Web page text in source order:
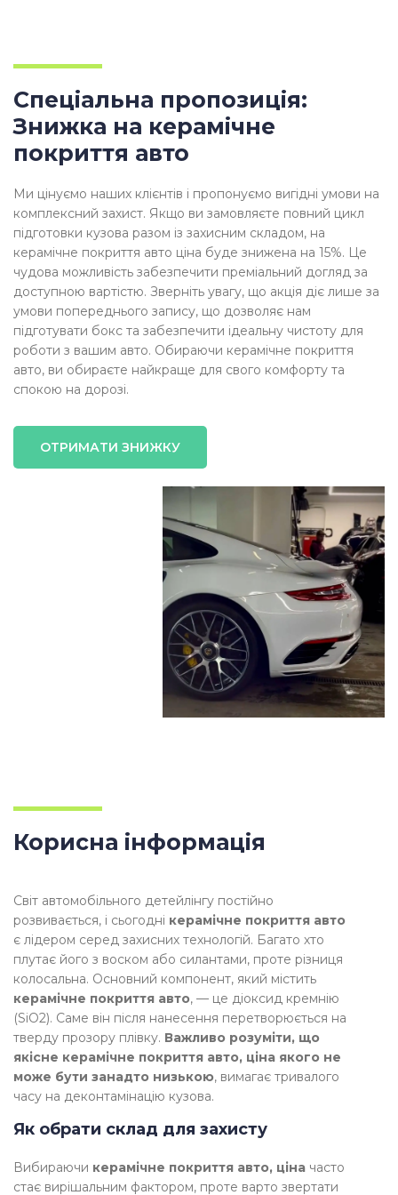
Спеціальна пропозиція:
Знижка на керамічне
покриття авто
Ми цінуємо наших клієнтів і пропонуємо вигідні умови на
комплексний захист. Якщо ви замовляєте повний цикл
підготовки кузова разом із захисним складом, на
керамічне покриття авто ціна буде знижена на 15%. Це
чудова можливість забезпечити преміальний догляд за
доступною вартістю. Зверніть увагу, що акція діє лише за
умови попереднього запису, що дозволяє нам
підготувати бокс та забезпечити ідеальну чистоту для
роботи з вашим авто. Обираючи керамічне покриття
авто, ви обираєте найкраще для свого комфорту та
спокою на дорозі.
ОТРИМАТИ ЗНИЖКУ
Корисна інформація
Світ автомобільного детейлінгу постійно
розвивається, і сьогодні керамічне покриття авто
є лідером серед захисних технологій. Багато хто
плутає його з воском або силантами, проте різниця
колосальна. Основний компонент, який містить
керамічне покриття авто, — це діоксид кремнію
(SiO2). Саме він після нанесення перетворюється на
тверду прозору плівку. Важливо розуміти, що
якісне керамічне покриття авто, ціна якого не
може бути занадто низькою, вимагає тривалого
часу на деконтамінацію кузова.
Як обрати склад для захисту
Вибираючи керамічне покриття авто, ціна часто
стає вирішальним фактором, проте варто звертати